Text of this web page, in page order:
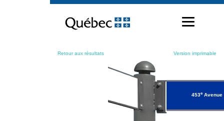
contenu
Retour aux résultats Version imprimable
453eAvenue